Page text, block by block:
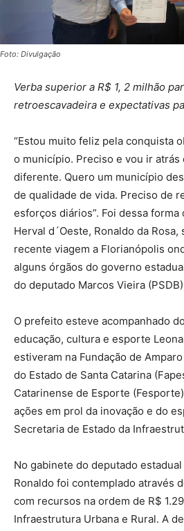
Foto: Divulgação
Verba superior a R$ 1, 2 milhão
retroescavadeira e expectativas
“Estou muito feliz pela conquista
o município. Preciso e vou ir atrás
diferente. Quero um município
de qualidade de vida. Preciso de
esforços diários”. Foi dessa
Herval d´Oeste, Ronaldo da
recente viagem a Florianópolis
alguns órgãos do governo
do deputado Marcos Vieira
O prefeito esteve acompanhado
educação, cultura e esporte
estiveram na Fundação de
do Estado de Santa Catarina
Catarinense de Esporte
ações em prol da inovação e do
Secretaria de Estado da
No gabinete do deputado
Ronaldo foi contemplado através
com recursos na ordem de R$
Infraestrutura Urbana e Rural. A